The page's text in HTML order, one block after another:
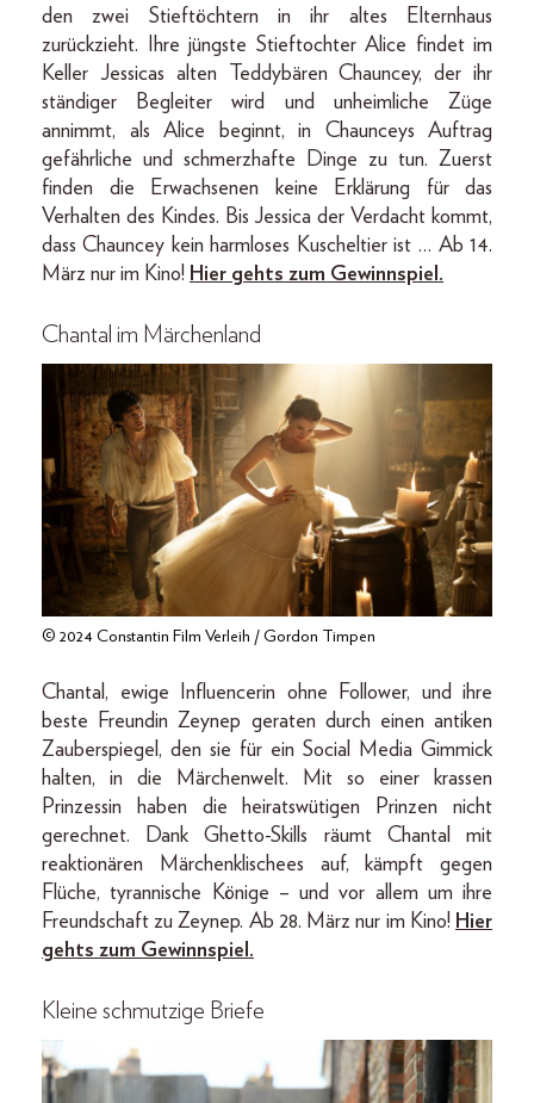
den zwei Stieftöchtern in ihr altes Elternhaus
zurückzieht. Ihre jüngste Stieftochter Alice findet im
Keller Jessicas alten Teddybären Chauncey, der ihr
ständiger Begleiter wird und unheimliche Züge
annimmt, als Alice beginnt, in Chaunceys Auftrag
gefährliche und schmerzhafte Dinge zu tun. Zuerst
finden die Erwachsenen keine Erklärung für das
Verhalten des Kindes. Bis Jessica der Verdacht kommt,
dass Chauncey kein harmloses Kuscheltier ist … Ab 14.
März nur im Kino! Hier gehts zum Gewinnspiel.
Chantal im Märchenland
© 2024 Constantin Film Verleih / Gordon Timpen
Chantal, ewige Influencerin ohne Follower, und ihre
beste Freundin Zeynep geraten durch einen antiken
Zauberspiegel, den sie für ein Social Media Gimmick
halten, in die Märchenwelt. Mit so einer krassen
Prinzessin haben die heiratswütigen Prinzen nicht
gerechnet. Dank Ghetto-Skills räumt Chantal mit
reaktionären Märchenklischees auf, kämpft gegen
Flüche, tyrannische Könige – und vor allem um ihre
Freundschaft zu Zeynep. Ab 28. März nur im Kino! Hier
gehts zum Gewinnspiel.
Kleine schmutzige Briefe